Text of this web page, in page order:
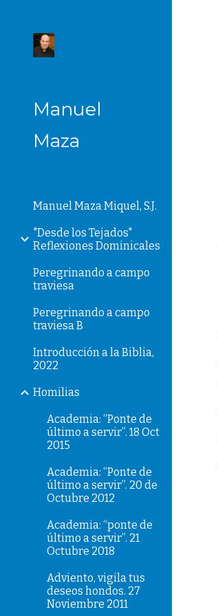
Manuel
Maza
Manuel Maza Miquel, S.J.
"Desde los Tejados"
Reflexiones Dominicales
Peregrinando a campo
traviesa
Peregrinando a campo
traviesa B
Introducción a la Biblia,
2022
Homilias
Academia: “Ponte de
último a servir”. 18 Oct
2015
Academia: “Ponte de
último a servir”. 20 de
Octubre 2012
Academia: “ponte de
último a servir”. 21
Octubre 2018
Adviento, vigila tus
deseos hondos. 27
Noviembre 2011